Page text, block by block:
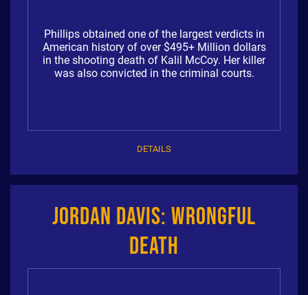
Phillips obtained one of the largest verdicts in
American history of over $495+ Million dollars
in the shooting death of Kalil McCoy. Her killer
was also convicted in the criminal courts.
DETAILS
Jordan Davis: Wrongful
Death